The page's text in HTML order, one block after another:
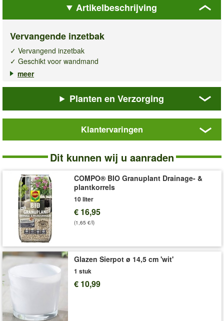
Artikelbeschrijving
Vervangende inzetbak
✓ Vervangend inzetbak
✓ Geschikt voor wandmand
✓ 40 cm breed
Breng kleur en leven aan uw muur met een prachtige
wandmand vol bloeiende planten!
Dezeinzetbakvan 40 cm breed past perfect in de bijbehorende
wandmand en maakt het aanplanten eenvoudig en netjes.
Ideaal om uw muur, schutting of balkon op te fleuren met uw
Art.nr.:831
Levering omvat:
40 cm breed
meer
Planten en Verzorging
Klantervaringen
Vervangende
Dit kunnen wij u aanraden
COMPO® BIO Granuplant Drainage- &
plantkorrels
10 liter
€ 16,95
(1,65 €/l)
Glazen Sierpot ø 14,5 cm 'wit'
1 stuk
€ 10,99